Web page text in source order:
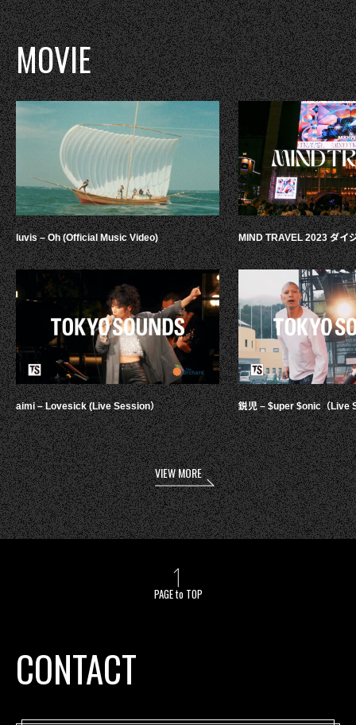
MOVIE
luvis – Oh (Official Music Video)
aimi – Lovesick (Live Session）
MIND TRAVEL 2023 ダイ
鋭児 – $uper $onic（Live
VIEW MORE
PAGE to TOP
CONTACT